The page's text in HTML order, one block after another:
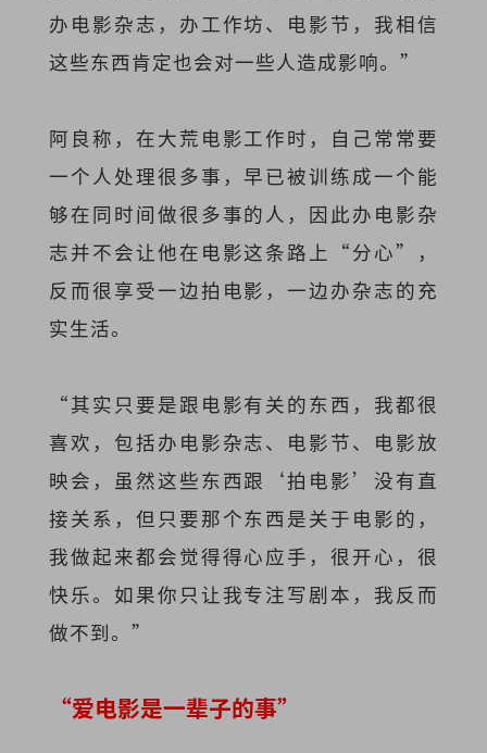
办电影杂志，办工作坊、电影节，我相信
这些东西肯定也会对一些人造成影响。”
阿良称，在大荒电影工作时，自己常常要
一个人处理很多事，早已被训练成一个能
够在同时间做很多事的人，因此办电影杂
志并不会让他在电影这条路上“分心”，
反而很享受一边拍电影，一边办杂志的充
实生活。
“其实只要是跟电影有关的东西，我都很
喜欢，包括办电影杂志、电影节、电影放
映会，虽然这些东西跟‘拍电影’没有直
接关系，但只要那个东西是关于电影的，
我做起来都会觉得得心应手，很开心，很
快乐。如果你只让我专注写剧本，我反而
做不到。”
“爱电影是一辈子的事”